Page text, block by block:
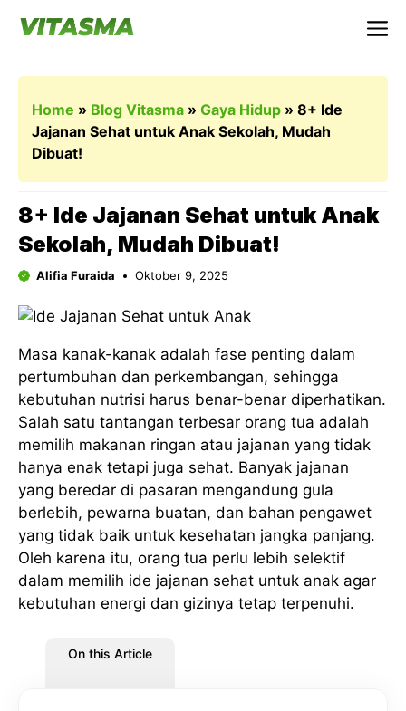
Home » Blog Vitasma » Gaya Hidup » 8+ Ide
Jajanan Sehat untuk Anak Sekolah, Mudah
Dibuat!
8+ Ide Jajanan Sehat untuk Anak
Sekolah, Mudah Dibuat!
Alifia Furaida Oktober 9, 2025
Masa kanak-kanak adalah fase penting dalam
pertumbuhan dan perkembangan, sehingga
kebutuhan nutrisi harus benar-benar diperhatikan.
Salah satu tantangan terbesar orang tua adalah
memilih makanan ringan atau jajanan yang tidak
hanya enak tetapi juga sehat. Banyak jajanan
yang beredar di pasaran mengandung gula
berlebih, pewarna buatan, dan bahan pengawet
yang tidak baik untuk kesehatan jangka panjang.
Oleh karena itu, orang tua perlu lebih selektif
dalam memilih ide jajanan sehat untuk anak agar
kebutuhan energi dan gizinya tetap terpenuhi.
On this Article